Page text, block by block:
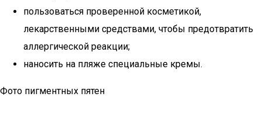
пользоваться проверенной косметикой,
лекарственными средствами, чтобы предотвратить
аллергической реакции;
наносить на пляже специальные кремы.
Фото пигментных пятен